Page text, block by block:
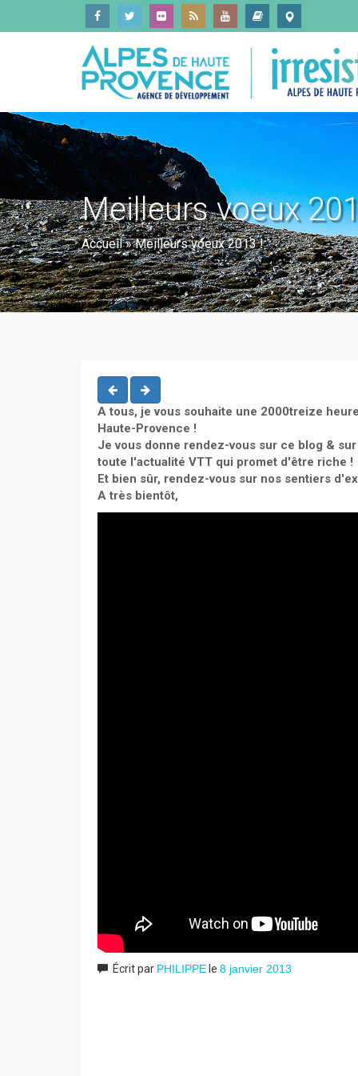
Meilleurs voeux
Accueil»Meilleurs voeux 2013 !
A tous, je vous souhaite une 2000treize
Haute-Provence !
Je vous donne rendez-vous sur ce blog &
toute l'actualité VTT qui promet d'être riche !
Et bien sûr, rendez-vous sur nos sentiers
A très bientôt,
Écrit par PHILIPPE le 8 janvier 2013